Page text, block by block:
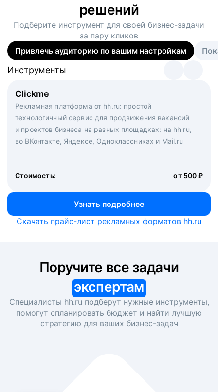
решений
Подберите инструмент для своей бизнес-задачи
за пару кликов
Привлечь аудиторию по вашим настройкам
Clickme
Рекламная платформа от hh.ru: простой
технологичный сервис для продвижения вакансий
и проектов бизнеса на разных площадках: на hh.ru,
во ВКонтакте, Яндексе, Одноклассниках и Mail.ru
Стоимость: от 500 ₽
Узнать подробнее
Инструменты
Вакансия дня
Рекламный формат для вакансий на главной странице
hh.ru. Увеличивает количество откликов
Инструменты
Массовый подбор под ключ. Решите, сколько
кандидатов и когда вам нужно, и за дело возьмутся
маркетологи, рекрутеры и проектные менеджеры
hh.ru с целым набором digital-инструментов
Инструменты
Скачать прайс-лист рекламных форматов hh.ru
экспертам
Специалисты hh.ru подберут нужные инструменты,
помогут спланировать бюджет и найти лучшую
стратегию для ваших бизнес-задач